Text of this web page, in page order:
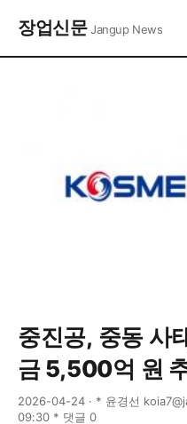
장업신문Jangup News
중진공, 중동 사
금 5,500억 원
2026-04-24 · * 윤경선
09:30 * 댓글 0